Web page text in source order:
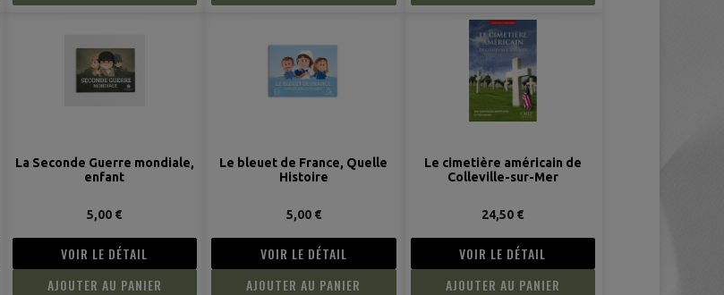
La Seconde Guerre mondiale,
enfant
5,00 €
VOIR LE DÉTAIL
AJOUTER AU PANIER
Le bleuet de France, Quelle
Histoire
5,00 €
VOIR LE DÉTAIL
AJOUTER AU PANIER
Le cimetière américain de
Colleville-sur-Mer
24,50 €
VOIR LE DÉTAIL
AJOUTER AU PANIER